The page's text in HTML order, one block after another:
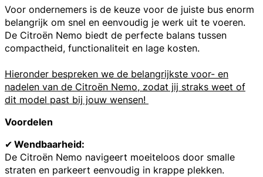
Voor ondernemers is de keuze voor de juiste bus enorm
belangrijk om snel en eenvoudig je werk uit te voeren.
De Citroën Nemo biedt de perfecte balans tussen
compactheid, functionaliteit en lage kosten.
Hieronder bespreken we de belangrijkste voor- en
nadelen van de Citroën Nemo, zodat jij straks weet of
dit model past bij jouw wensen!
Voordelen
✔Wendbaarheid:
De Citroën Nemo navigeert moeiteloos door smalle
straten en parkeert eenvoudig in krappe plekken.